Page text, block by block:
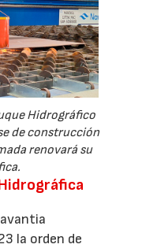
Hidrográfico
de construcción
renovará su
la orden de